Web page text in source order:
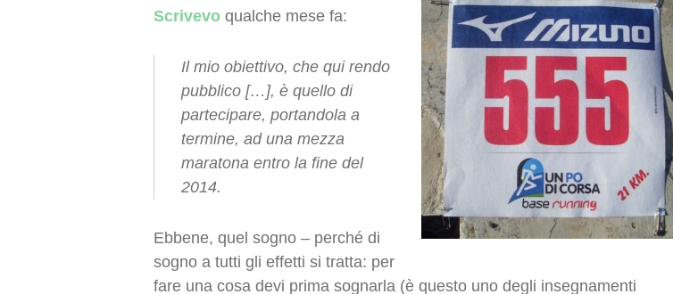
Scrivevo qualche mese fa:
Il mio obiettivo, che qui rendo
pubblico […], è quello di
partecipare, portandola a
termine, ad una mezza
maratona entro la fine del
2014.
Ebbene, quel sogno – perché di
sogno a tutti gli effetti si tratta: per
fare una cosa devi prima sognarla (è questo uno degli insegnamenti